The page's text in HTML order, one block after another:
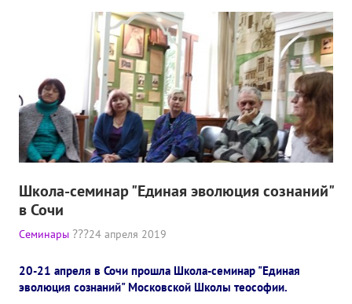
Школа-семинар "Единая эволюция сознаний"
в Сочи
Семинары 24 апреля 2019
20-21 апреля в Сочи прошла Школа-семинар "Единая
эволюция сознаний" Московской Школы теософии.